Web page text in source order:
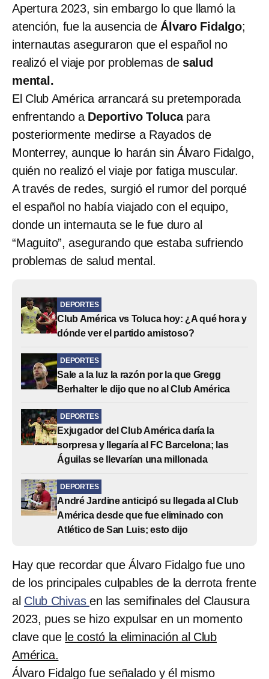
Apertura 2023, sin embargo lo que llamó la
atención, fue la ausencia de Álvaro Fidalgo;
internautas aseguraron que el español no
realizó el viaje por problemas de salud
mental.
El Club América arrancará su pretemporada
enfrentando a Deportivo Tolucapara
posteriormente medirse a Rayados de
Monterrey, aunque lo harán sin Álvaro Fidalgo,
quién no realizó el viaje por fatiga muscular.
A través de redes, surgió el rumor del porqué
el español no había viajado con el equipo,
donde un internauta se le fue duro al
“Maguito”, asegurando que estaba sufriendo
problemas de salud mental.
DEPORTES
Club América vs Toluca hoy: ¿A qué hora y
dónde ver el partido amistoso?
DEPORTES
Sale a la luz la razón por la que Gregg
Berhalter le dijo que no al Club América
DEPORTES
Exjugador del Club América daría la
sorpresa y llegaría al FC Barcelona; las
Águilas se llevarían una millonada
DEPORTES
André Jardine anticipó su llegada al Club
América desde que fue eliminado con
Atlético de San Luis; esto dijo
Hay que recordar que Álvaro Fidalgo fue uno
de los principales culpables de la derrota frente
al Club Chivas en las semifinales del Clausura
2023, pues se hizo expulsar en un momento
clave que le costó la eliminación al Club
América.
Álvaro Fidalgo fue señalado y él mismo